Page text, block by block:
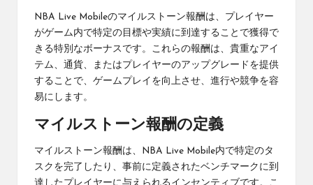
NBA Live Mobileのマイルストーン報酬は、プレイヤー
がゲーム内で特定の目標や実績に到達することで獲得で
きる特別なボーナスです。これらの報酬は、貴重なアイ
テム、通貨、またはプレイヤーのアップグレードを提供
することで、ゲームプレイを向上させ、進行や競争を容
易にします。
マイルストーン報酬の定義
マイルストーン報酬は、NBA Live Mobile内で特定のタ
スクを完了したり、事前に定義されたベンチマークに到